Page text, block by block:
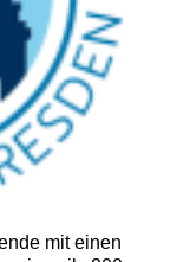
mit einen